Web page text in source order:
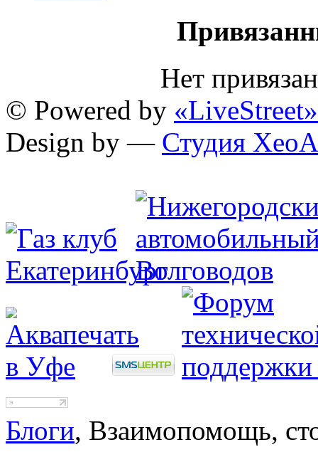
Нет
© Powered by «LiveStreet»
Design by — Студия
Блоги, Взаимопомощь,